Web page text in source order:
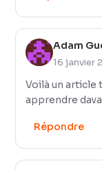
Adam
16 janvier
Voilà un article
apprendre
Répondre